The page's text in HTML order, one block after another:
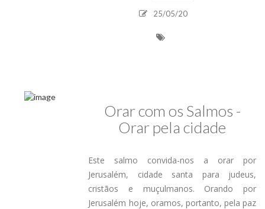
25/05/20
Orar com os Salmos -
Orar pela cidade
Este salmo convida-nos a orar por
Jerusalém, cidade santa para judeus,
cristãos e muçulmanos. Orando por
Jerusalém hoje, oramos, portanto, pela paz